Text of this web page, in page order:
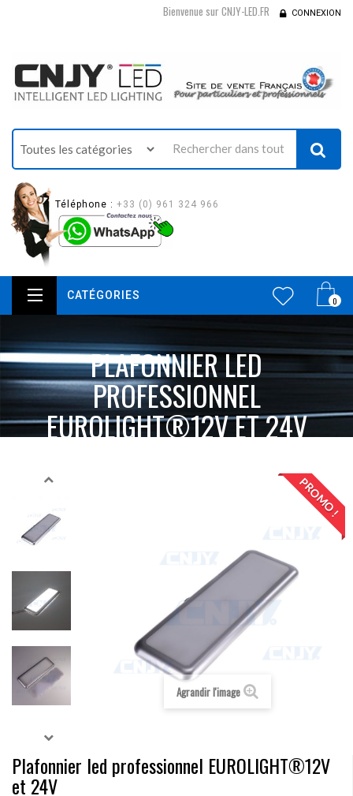
Bienvenue sur CNJY-LED.FR CONNEXION
Téléphone : +33 (0) 961 324 966
0
CATÉGORIES
PLAFONNIER LED
PROFESSIONNEL
EUROLIGHT®12V ET 24V
PLAFONNIER LED PROFESSIONNEL EUROLIGHT®12V ET 24V
PROMO !
Agrandir l'image
Plafonnier led professionnel EUROLIGHT®12V
et 24V